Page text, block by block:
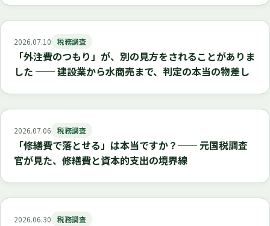
2026.07.10 税務調査
「外注費のつもり」が、別の見方をされることがありま
した ── 建設業から水商売まで、判定の本当の物差し
2026.07.06 税務調査
「修繕費で落とせる」は本当ですか？── 元国税調査
官が見た、修繕費と資本的支出の境界線
2026.06.30 税務調査